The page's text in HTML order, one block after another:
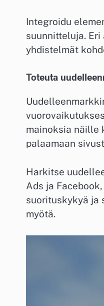
Integroidu
suunnitteluja.
yhdistelmät
Toteuta
mainoksia näille
palaamaan
Harkitse
Ads ja
suorituskykyä ja
myötä.